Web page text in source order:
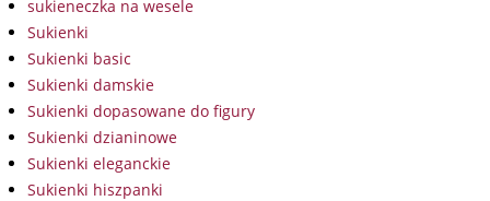
sukieneczka na wesele
Sukienki
Sukienki basic
Sukienki damskie
Sukienki dopasowane do figury
Sukienki dzianinowe
Sukienki eleganckie
Sukienki hiszpanki